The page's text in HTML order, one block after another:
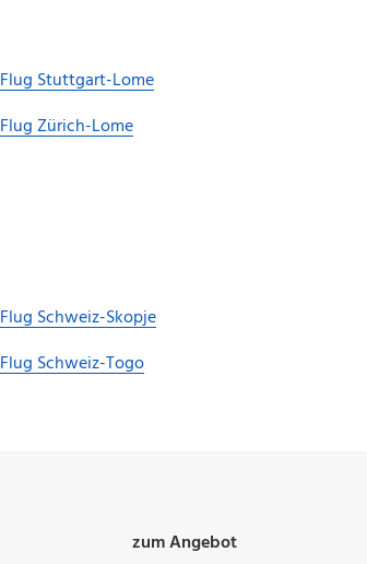
Flug Stuttgart-Lome
Flug Zürich-Lome
Flug Schweiz-Skopje
Flug Schweiz-Togo
zum Angebot